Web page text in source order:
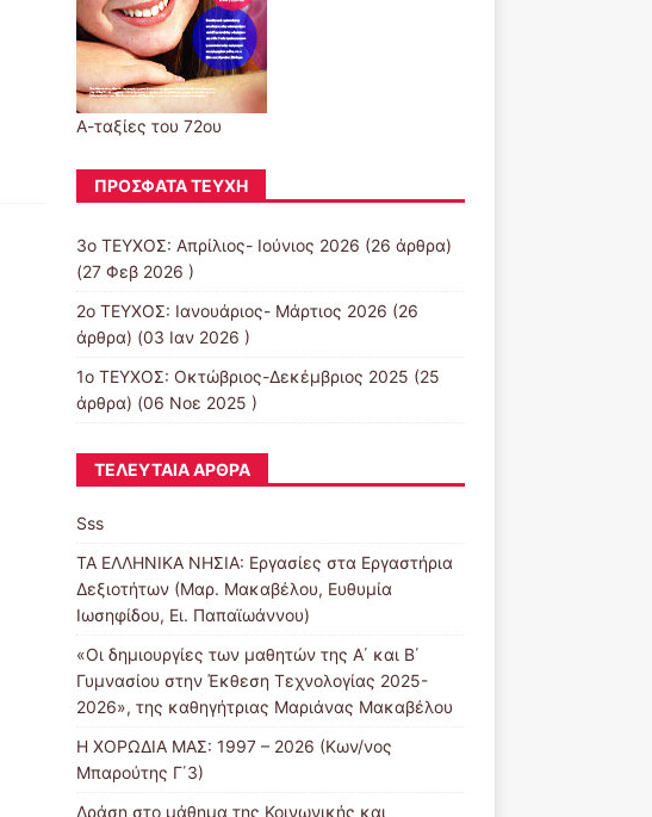
Α-ταξίες του 72ου
ΠΡΌΣΦΑΤΑ ΤΕΎΧΗ
3ο ΤΕΥΧΟΣ: Απρίλιος- Ιούνιος 2026 (26 άρθρα)
(27 Φεβ 2026 )
2ο ΤΕΥΧΟΣ: Ιανουάριος- Μάρτιος 2026 (26
άρθρα) (03 Ιαν 2026 )
1ο ΤΕΥΧΟΣ: Οκτώβριος-Δεκέμβριος 2025 (25
άρθρα) (06 Νοε 2025 )
ΤΕΛΕΥΤΑΊΑ ΆΡΘΡΑ
Sss
ΤΑ ΕΛΛΗΝΙΚΑ ΝΗΣΙΑ: Εργασίες στα Εργαστήρια
Δεξιοτήτων (Μαρ. Μακαβέλου, Ευθυμία
Ιωσηφίδου, Ει. Παπαϊωάννου)
«Οι δημιουργίες των μαθητών της Α΄ και Β΄
Γυμνασίου στην Έκθεση Τεχνολογίας 2025-
2026», της καθηγήτριας Μαριάνας Μακαβέλου
Η ΧΟΡΩΔΙΑ ΜΑΣ: 1997 – 2026 (Κων/νος
Μπαρούτης Γ΄3)
Δράση στο μάθημα της Κοινωνικής και